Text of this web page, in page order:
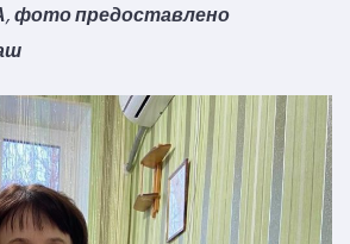
,фото предоставлено